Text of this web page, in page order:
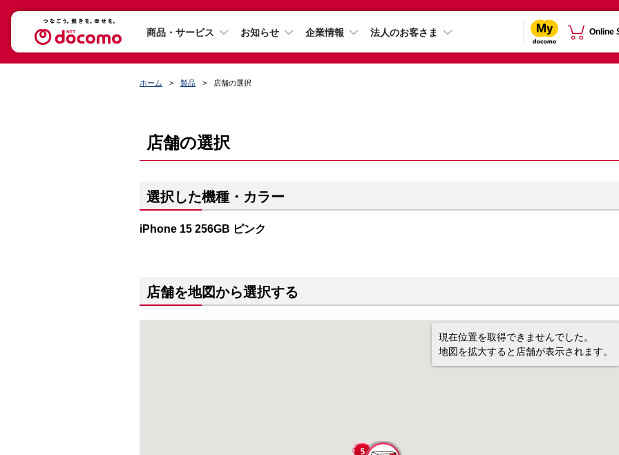
商品・サービス お知らせ 企業情報 法人のお客さま Online
ホーム 製品 店舗の選択
店舗の選択
選択した機種・カラー
iPhone 15 256GB ピンク
店舗を地図から選択する
現在位置を取得できませんでした。
地図を拡大すると店舗が表示されます。